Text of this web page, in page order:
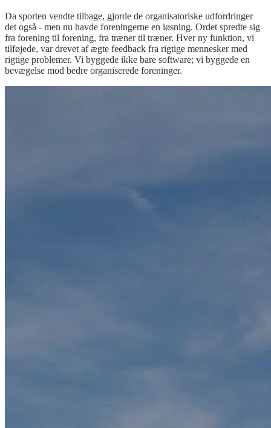
Da sporten vendte tilbage, gjorde de organisatoriske udfordringer
det også - men nu havde foreningerne en løsning. Ordet spredte sig
fra forening til forening, fra træner til træner. Hver ny funktion, vi
tilføjede, var drevet af ægte feedback fra rigtige mennesker med
rigtige problemer. Vi byggede ikke bare software; vi byggede en
bevægelse mod bedre organiserede foreninger.